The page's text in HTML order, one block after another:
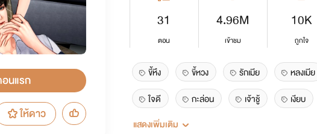
อนแรก
ให้ดาว
31
ตอน
4.96M
เข้าชม
10K
ถูกใจ
ขี้หึง ขี้หวง รักเมีย
หลงเมีย
ใจดี
กะล่อน เจ้าชู้
เงียบ
สวย
แสดงเพิ่มเติม